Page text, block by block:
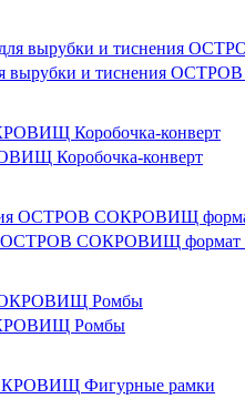
вырубки и тиснения
Коробочка-конверт
ОСТРОВ СОКРОВИЩ формат
Ромбы